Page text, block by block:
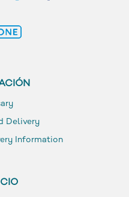
Delivery
Information